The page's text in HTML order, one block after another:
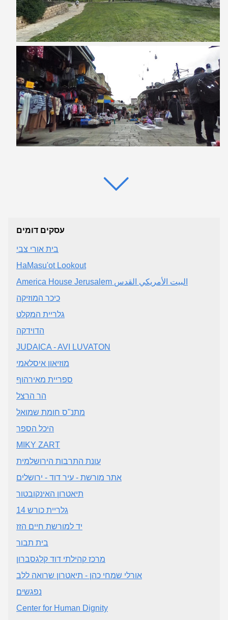
עסקים דומים
בית אורי צבי
HaMasu'ot Lookout
America House Jerusalem البيت الأمريكي القدس
כיכר המוזיקה
גלריית המקלט
הדוידקה
JUDAICA - AVI LUVATON
מוזיאון איסלאמי
ספריית מאירהוף
הר הרצל
מתנ"ס חומת שמואל
היכל הספר
MIKY ZART
עונת התרבות הירושלמית
אתר מורשת - עיר דוד - ירושלים
תיאטרון האינקובטור
גלריית כורש 14
יד למורשת חיים הזז
בית תבור
מרכז קהילתי דוד קלגסברון
אורלי שמחי כהן - תיאטרון שרואה ללב
נפגשים
Center for Human Dignity